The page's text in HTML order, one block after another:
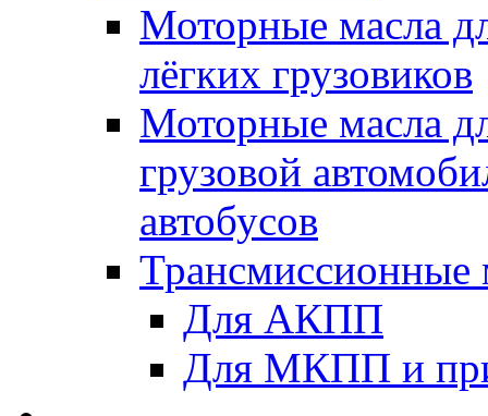
Моторные масла
лёгких грузовиков
Моторные масла
грузовой
автобусов
Трансмиссионные
Для АКПП
Для МКПП и